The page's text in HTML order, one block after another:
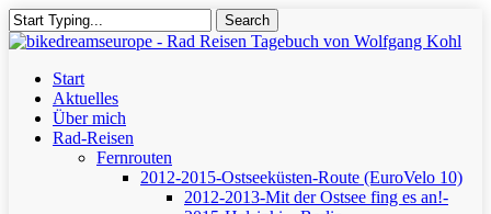
Skip
to
content
Search
Close
Menu
Start
Aktuelles
Über mich
Rad-Reisen
Fernrouten
2012-2015-Ostseeküsten-Route (EuroVelo 10)
2012-2013-Mit der Ostsee fing es an!-